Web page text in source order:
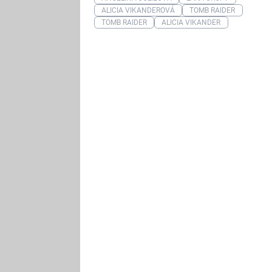
ALICIA VIKANDEROVÁ
TOMB RAIDER
TOMB RAIDER
ALICIA VIKANDER